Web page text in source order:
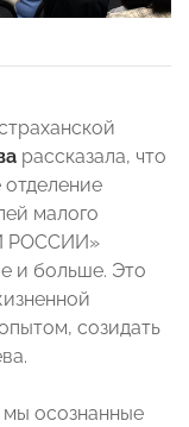
рассказала, что
отделение
малого
РОССИИ»
и больше. Это
созидать
мы осознанные